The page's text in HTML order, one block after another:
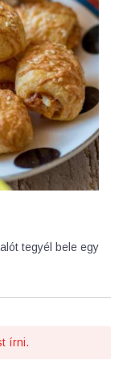
tegyél bele egy
írni.